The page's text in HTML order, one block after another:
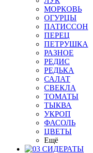
МОРКОВЬ
ОГУРЦЫ
ПАТИССОН
ПЕРЕЦ
ПЕТРУШКА
РАЗНОЕ
РЕДИС
РЕДЬКА
САЛАТ
СВЕКЛА
ТОМАТЫ
ТЫКВА
УКРОП
ФАСОЛЬ
ЦВЕТЫ
Ещё